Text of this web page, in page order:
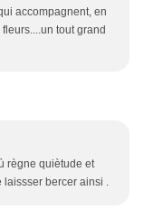
accompagnent, en
tout grand
règne quiètude et
laissser bercer ainsi .